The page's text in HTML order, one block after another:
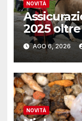
NOVITÀ
2025
reinserite
lavoro
AGO 6, 2026
NOVITÀ